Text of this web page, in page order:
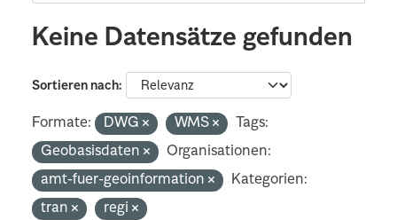
Keine Datensätze gefunden
Sortieren nach
Formate: DWG WMS
Tags:
Geobasisdaten
Organisationen:
amt-fuer-geoinformation
Kategorien:
tran
regi